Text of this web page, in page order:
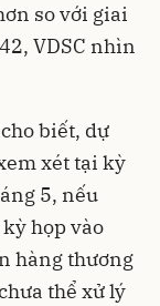
so với giai
VDSC nhìn
biết, dự
xét tại kỳ
5, nếu
họp vào
hàng thương
thể xử lý